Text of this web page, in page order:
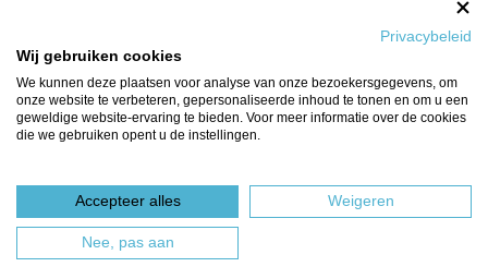
Privacybeleid
Wij gebruiken cookies
We kunnen deze plaatsen voor analyse van onze bezoekersgegevens, om
onze website te verbeteren, gepersonaliseerde inhoud te tonen en om u een
geweldige website-ervaring te bieden. Voor meer informatie over de cookies
die we gebruiken opent u de instellingen.
Accepteer alles Weigeren
Nee, pas aan